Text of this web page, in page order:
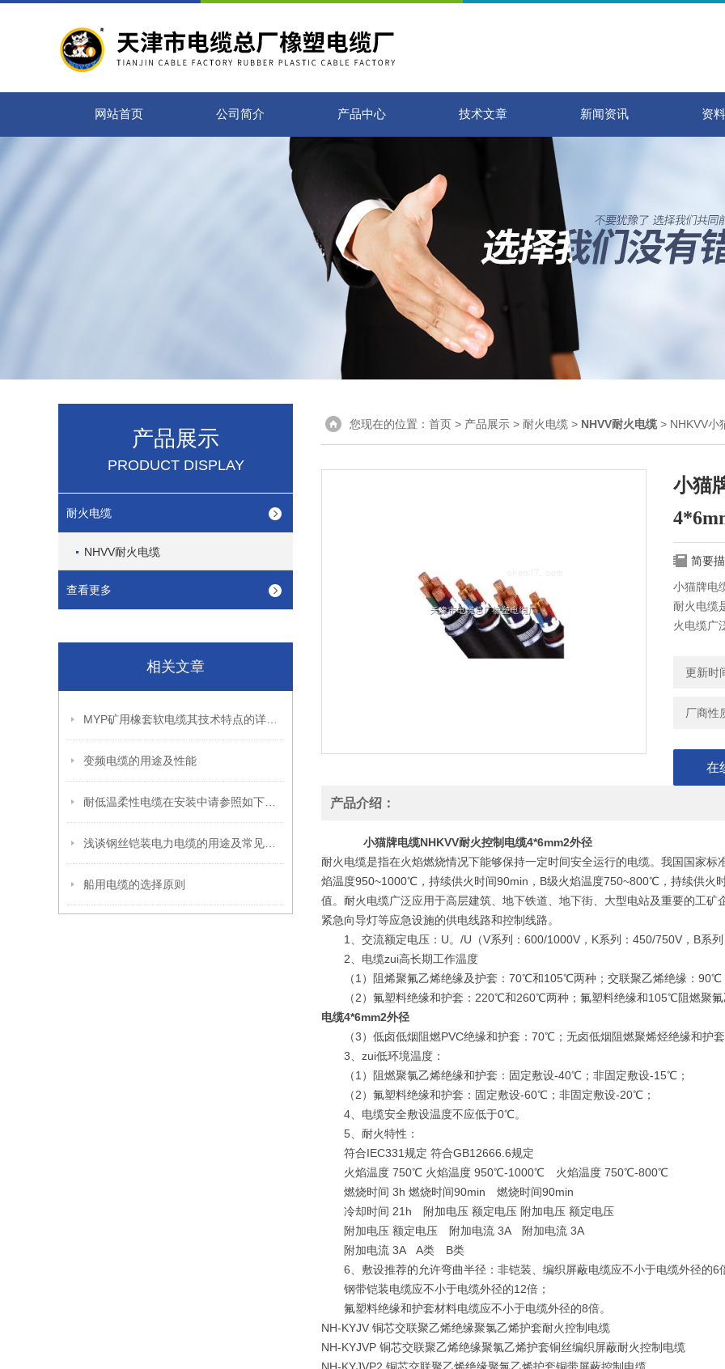
网站首页 公司简介 产品中心 技术文章 新闻资讯 资
产品展示
PRODUCT DISPLAY
耐火电缆
NHVV耐火电缆
查看更多
相关文章
变频电缆的用途及性能
船用电缆的选择原则
您现在的位置： 首页 > 产品展示 > 耐火电缆 > NHVV耐火电缆> NHKVV小
小猫
简要
小猫牌电
耐火电缆
火电缆广
导灯等
更新时
厂商性
在
产品介绍：
小猫牌电缆NHKVV耐火控制电缆4*6mm2外径
耐火电缆是指在火焰燃烧情况下能够保持一定时间安全运行的电缆。我国国家
焰温度950~1000℃，持续供火时间90min，B级火焰温度750~800℃，持续供火
值。耐火电缆广泛应用于高层建筑、地下铁道、地下街、大型电站及重要的工
紧急向导灯等应急设施的供电线路和控制线路。
1、交流额定电压：U。/U（V系列：600/1000V，K系列：450/750V，B系列
2、电缆zui高长期工作温度
（1）阻烯聚氟乙烯绝缘及护套：70℃和105℃两种；交联聚乙烯绝缘：90℃
（2）氟塑料绝缘和护套：220℃和260℃两种；氟塑料绝缘和105℃阻燃聚
电缆4*6mm2外径
（3）低卤低烟阻燃PVC绝缘和护套：70℃；无卤低烟阻燃聚烯烃绝缘和护
3、zui低环境温度：
（1）阻燃聚氯乙烯绝缘和护套：固定敷设-40℃；非固定敷设-15℃；
（2）氟塑料绝缘和护套：固定敷设-60℃；非固定敷设-20℃；
4、电缆安全敷设温度不应低于0℃。
5、耐火特性：
符合IEC331规定 符合GB12666.6规定
火焰温度 750℃ 火焰温度 950℃-1000℃ 火焰温度 750℃-800℃
燃烧时间 3h 燃烧时间90min 燃烧时间90min
冷却时间 21h 附加电压 额定电压 附加电压 额定电压
附加电压 额定电压 附加电流 3A 附加电流 3A
附加电流 3A A类 B类
6、敷设推荐的允许弯曲半径：非铠装、编织屏蔽电缆应不小于电缆外径的6
钢带铠装电缆应不小于电缆外径的12倍；
氟塑料绝缘和护套材料电缆应不小于电缆外径的8倍。
NH-KYJV 铜芯交联聚乙烯绝缘聚氯乙烯护套耐火控制电缆
NH-KYJVP 铜芯交联聚乙烯绝缘聚氯乙烯护套铜丝编织屏蔽耐火控制电缆